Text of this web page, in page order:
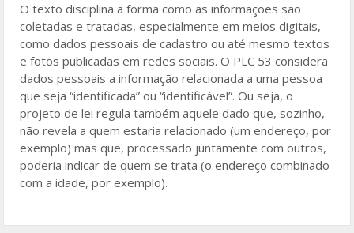
O texto disciplina a forma como as informações são
coletadas e tratadas, especialmente em meios digitais,
como dados pessoais de cadastro ou até mesmo textos
e fotos publicadas em redes sociais. O PLC 53 considera
dados pessoais a informação relacionada a uma pessoa
que seja “identificada” ou “identificável”. Ou seja, o
projeto de lei regula também aquele dado que, sozinho,
não revela a quem estaria relacionado (um endereço, por
exemplo) mas que, processado juntamente com outros,
poderia indicar de quem se trata (o endereço combinado
com a idade, por exemplo).